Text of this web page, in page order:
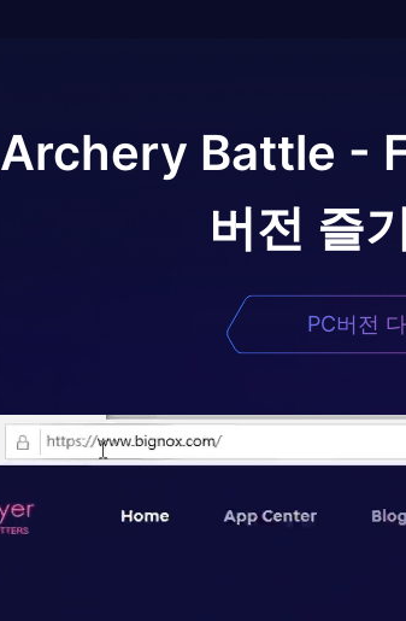
Archery Battle -
버전 즐
PC버전